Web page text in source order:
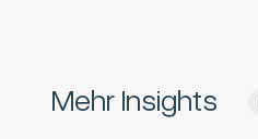
Mehr Insights